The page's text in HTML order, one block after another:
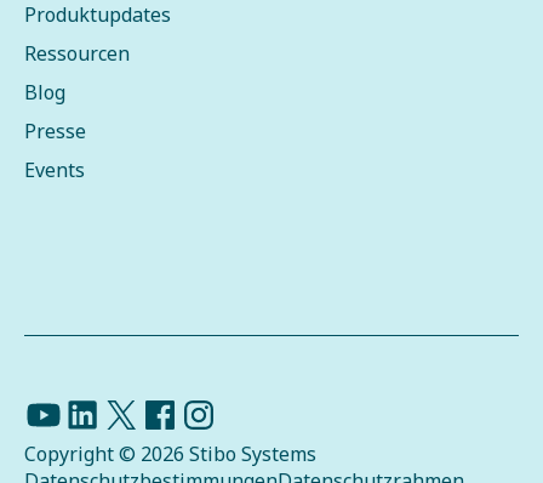
Produktupdates
Ressourcen
Blog
Presse
Events
Copyright © 2026 Stibo Systems